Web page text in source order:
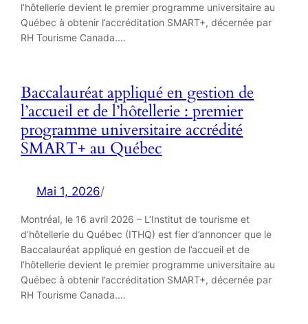
l’hôtellerie devient le premier programme universitaire au
Québec à obtenir l’accréditation SMART+, décernée par
RH Tourisme Canada.…
Baccalauréat appliqué en gestion de
l’accueil et de l’hôtellerie : premier
programme universitaire accrédité
SMART+ au Québec
Mai 1, 2026/
Montréal, le 16 avril 2026 – L’Institut de tourisme et
d’hôtellerie du Québec (ITHQ) est fier d’annoncer que le
Baccalauréat appliqué en gestion de l’accueil et de
l’hôtellerie devient le premier programme universitaire au
Québec à obtenir l’accréditation SMART+, décernée par
RH Tourisme Canada.…